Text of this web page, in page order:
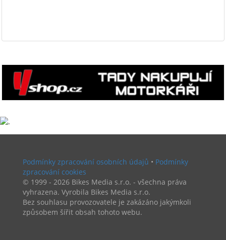
Podmínky zpracování osobních údajů • Podmínky
zpracování cookies
© 1999 - 2026 Bikes Media s.r.o. - všechna práva
vyhrazena. Vyrobila Bikes Media s.r.o.
Bez souhlasu provozovatele je zakázáno jakýmkoli
způsobem šířit obsah tohoto webu.